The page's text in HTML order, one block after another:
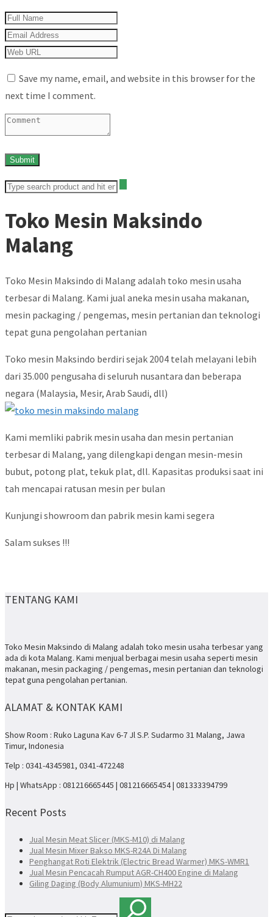
Save my name, email, and website in this browser for the
next time I comment.
Toko Mesin Maksindo
Malang
Toko Mesin Maksindo di Malang adalah toko mesin usaha
terbesar di Malang. Kami jual aneka mesin usaha makanan,
mesin packaging / pengemas, mesin pertanian dan teknologi
tepat guna pengolahan pertanian
Toko mesin Maksindo berdiri sejak 2004 telah melayani lebih
dari 35.000 pengusaha di seluruh nusantara dan beberapa
negara (Malaysia, Mesir, Arab Saudi, dll)
Kami memliki pabrik mesin usaha dan mesin pertanian
terbesar di Malang, yang dilengkapi dengan mesin-mesin
bubut, potong plat, tekuk plat, dll. Kapasitas produksi saat ini
tah mencapai ratusan mesin per bulan
Kunjungi showroom dan pabrik mesin kami segera
Salam sukses !!!
TENTANG KAMI
Toko Mesin Maksindo di Malang adalah toko mesin usaha terbesar yang
ada di kota Malang. Kami menjual berbagai mesin usaha seperti mesin
makanan, mesin packaging / pengemas, mesin pertanian dan teknologi
tepat guna pengolahan pertanian.
ALAMAT & KONTAK KAMI
Show Room : Ruko Laguna Kav 6-7 Jl S.P. Sudarmo 31 Malang, Jawa
Timur, Indonesia
Telp : 0341-4345981, 0341-472248
Hp | WhatsApp : 081216665445 | 081216665454 | 081333394799
Recent Posts
Jual Mesin Meat Slicer (MKS-M10) di Malang
Jual Mesin Mixer Bakso MKS-R24A Di Malang
Penghangat Roti Elektrik (Electric Bread Warmer) MKS-WMR1
Jual Mesin Pencacah Rumput AGR-CH400 Engine di Malang
Giling Daging (Body Alumunium) MKS-MH22